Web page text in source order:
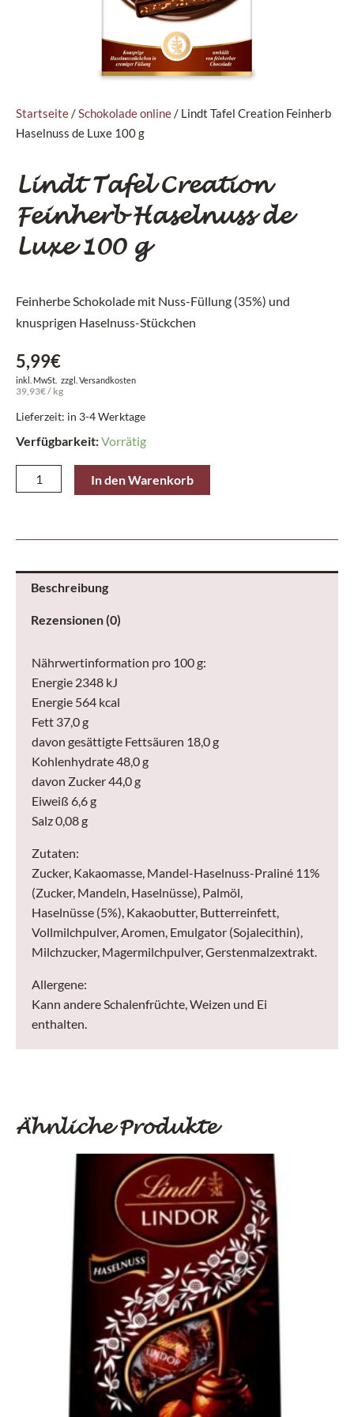
Startseite/Schokolade online/ Lindt Tafel Creation Feinherb
Haselnuss de Luxe 100 g
Lindt Tafel Creation
Feinherb Haselnuss de
Luxe 100 g
Feinherbe Schokolade mit Nuss-Füllung (35%) und
knusprigen Haselnuss-Stückchen
5,99€
inkl. MwSt. zzgl. Versandkosten
39,93€/ kg
Lieferzeit: in 3-4 Werktage
Verfügbarkeit:Vorrätig
Tafel
de
Luxe
100
Menge
In den Warenkorb
Beschreibung
Rezensionen (0)
Nährwertinformation pro 100 g:
Energie 2348 kJ
Energie 564 kcal
Fett 37,0 g
davon gesättigte Fettsäuren 18,0 g
Kohlenhydrate 48,0 g
davon Zucker 44,0 g
Eiweiß 6,6 g
Salz 0,08 g
Zutaten:
Zucker, Kakaomasse, Mandel-Haselnuss-Praliné 11%
(Zucker, Mandeln, Haselnüsse), Palmöl,
Haselnüsse (5%), Kakaobutter, Butterreinfett,
Vollmilchpulver, Aromen, Emulgator (Sojalecithin),
Milchzucker, Magermilchpulver, Gerstenmalzextrakt.
Allergene:
Kann andere Schalenfrüchte, Weizen und Ei
enthalten.
Ähnliche Produkte